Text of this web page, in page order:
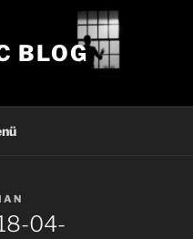
BLOG
04-